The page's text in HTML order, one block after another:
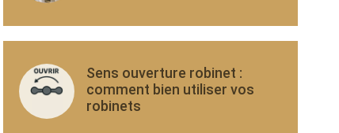
Sens ouverture robinet :
comment bien utiliser vos
robinets